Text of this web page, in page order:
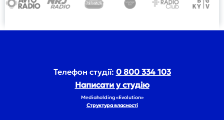
Телефон студії: 0 800 334 103
Написати у студію
Mediaholding «Evolution»
Структура власності